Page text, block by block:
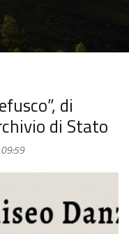
di
di Stato